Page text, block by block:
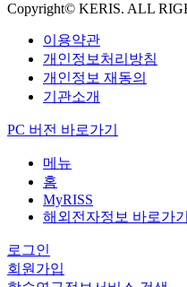
Copyright© KERIS. ALL
이용약관
개인정보처리방침
개인정보 재동의
기관소개
PC 버전 바로가기
메뉴
홈
MyRISS
해외전자정보 바로가기
로그인
회원가입